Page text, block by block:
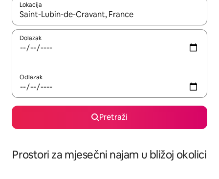
Lokacija
Kada budu dostupni rezultati, moći ćete ih pregledati
Dolazak
Odlazak
Pretraži
Prostori za mjesečni najam u bližoj okolici